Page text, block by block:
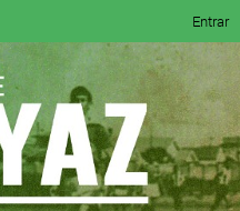
Entrar